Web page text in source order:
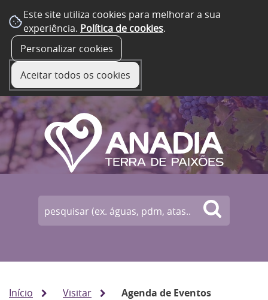
Este site utiliza cookies para melhorar a sua
experiência. Política de cookies.
Personalizar cookies
Aceitar todos os cookies
Início Visitar Agenda de Eventos